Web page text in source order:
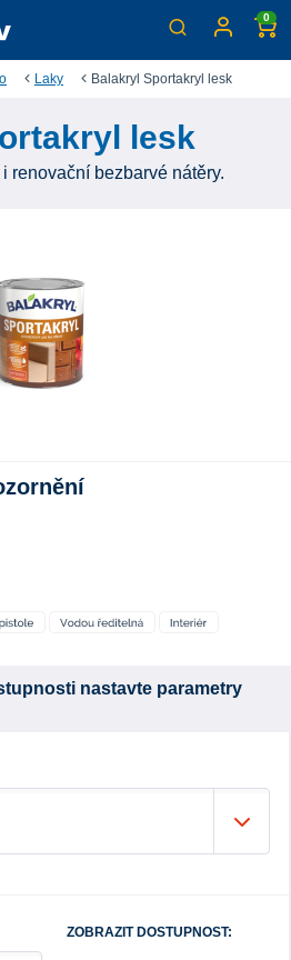
0
Laky Balakryl Sportakryl lesk
lesk
renovační bezbarvé nátěry.
nastavte parametry
ZOBRAZIT DOSTUPNOST: